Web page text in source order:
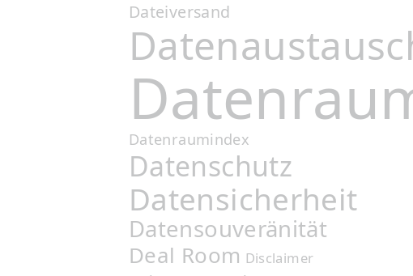
Dateiversand
Datenraumindex
Datenschutz
Datensicherheit
Datensouveränität
Deal Room Disclaimer